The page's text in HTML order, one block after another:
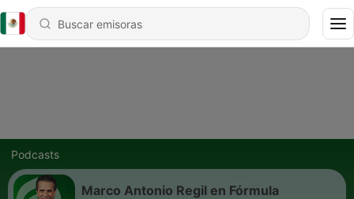
Podcasts
Marco Antonio Regil en Fórmula